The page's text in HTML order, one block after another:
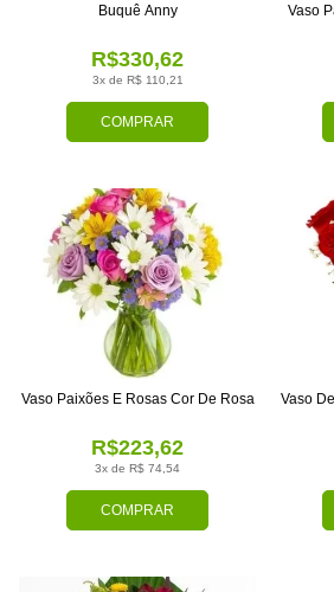
COMPRAR
3x de R$ 110,21
R$330,62
Buquê Anny Vaso
COMPRAR
3x de R$ 74,54
R$223,62
Vaso Paixões E Rosas Cor De Rosa
Vaso